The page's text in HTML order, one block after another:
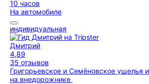
10 часов
На автомобиле
индивидуальная
Дмитрий
4,89
35 отзывов
Григорьевское и Семёновское ущелья
на внедорожнике